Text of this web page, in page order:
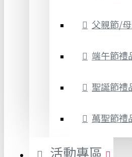
父親節/
端午節禮
聖誕節禮
萬聖節禮
活動專區